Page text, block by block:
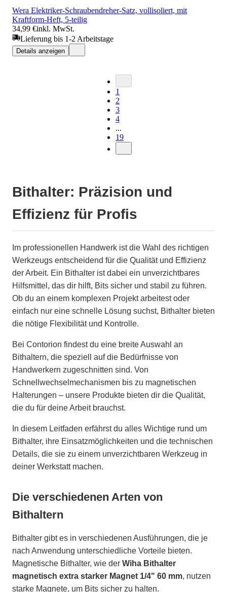
Wera Elektriker-Schraubendreher-Satz, vollisoliert, mit
Kraftform-Heft, 5-teilig
34,99 €inkl. MwSt.
Lieferung bis 1-2 Arbeitstage
Details anzeigen
1
2
3
4
...
19
Bithalter: Präzision und
Effizienz für Profis
Im professionellen Handwerk ist die Wahl des richtigen
Werkzeugs entscheidend für die Qualität und Effizienz
der Arbeit. Ein Bithalter ist dabei ein unverzichtbares
Hilfsmittel, das dir hilft, Bits sicher und stabil zu führen.
Ob du an einem komplexen Projekt arbeitest oder
einfach nur eine schnelle Lösung suchst, Bithalter bieten
die nötige Flexibilität und Kontrolle.
Bei Contorion findest du eine breite Auswahl an
Bithaltern, die speziell auf die Bedürfnisse von
Handwerkern zugeschnitten sind. Von
Schnellwechselmechanismen bis zu magnetischen
Halterungen – unsere Produkte bieten dir die Qualität,
die du für deine Arbeit brauchst.
In diesem Leitfaden erfährst du alles Wichtige rund um
Bithalter, ihre Einsatzmöglichkeiten und die technischen
Details, die sie zu einem unverzichtbaren Werkzeug in
deiner Werkstatt machen.
Die verschiedenen Arten von
Bithaltern
Bithalter gibt es in verschiedenen Ausführungen, die je
nach Anwendung unterschiedliche Vorteile bieten.
Magnetische Bithalter, wie der Wiha Bithalter
magnetisch extra starker Magnet 1/4" 60 mm, nutzen
starke Magnete, um Bits sicher zu halten.